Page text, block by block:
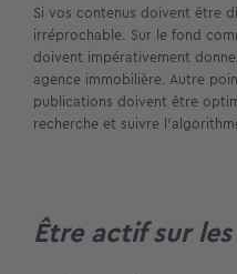
Si vos contenus doivent être
irréprochable. Sur le fond
doivent impérativement
agence immobilière. Autre
publications doivent être
recherche et suivre
Être actif sur